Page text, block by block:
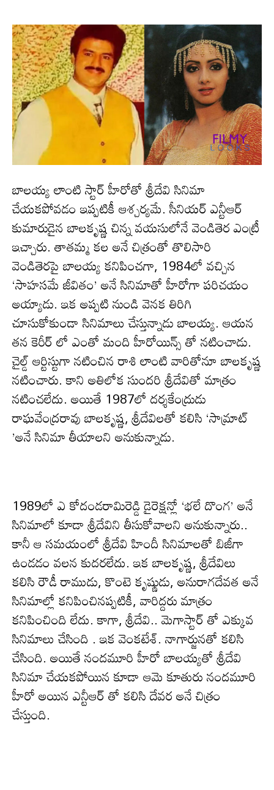
బాల‌య్య లాంటి స్టార్ హీరోతో శ్రీదేవి సినిమా
చేయ‌క‌పోవ‌డం ఇప్ప‌టికీ ఆశ్చ‌ర్య‌మే. సీనియర్ ఎన్టీఆర్
కుమారుడైన బాలకృష్ణ చిన్న వయసులోనే వెండితెర ఎంట్రీ
ఇచ్చారు. తాత‌మ్మ క‌ల అనే చిత్రంతో తొలిసారి
వెండితెర‌పై బాల‌య్య క‌నిపించ‌గా, 1984లో వచ్చిన
‘సాహసమే జీవితం’ అనే సినిమాతో హీరోగా పరిచయం
అయ్యాడు. ఇక అప్ప‌టి నుండి వెన‌క తిరిగి
చూసుకోకుండా సినిమాలు చేస్తున్నాడు బాల‌య్య‌. ఆయ‌న
త‌న కెరీర్ లో ఎంతో మంది హీరోయిన్స్ తో న‌టించాడు.
చైల్డ్ ఆర్టిస్టుగా నటించిన రాశి లాంటి వారితోనూ బాలకృష్ణ
నటించారు. కాని అతిలోక సుందరి శ్రీదేవితో మాత్రం
నటించలేదు. అయితే 1987లో దర్శకేంద్రుడు
రాఘవేంద్రరావు బాలకృష్ణ, శ్రీదేవిలతో కలిసి ‘సామ్రాట్
’అనే సినిమా తీయాల‌ని అనుకున్నాడు.
1989లో ఎ కోదండరామిరెడ్డి డైరెక్షన్లో ‘భలే దొంగ’ అనే
సినిమాలో కూడా శ్రీదేవిని తీసుకోవాల‌ని అనుకున్నారు..
కానీ ఆ సమయంలో శ్రీదేవి హిందీ సినిమాలతో బిజీగా
ఉండ‌డం వ‌ల‌న కుద‌ర‌లేదు. ఇక బాలకృష్ణ, శ్రీదేవిలు
కలిసి రౌడీ రాముడు, కొంటె కృష్ణుడు, అనురాగదేవత అనే
సినిమాల్లో క‌నిపించిన‌ప్ప‌టికీ, వారిద్ద‌రు మాత్రం
క‌నిపించింది లేదు. కాగా, శ్రీదేవి.. మెగాస్టార్ తో ఎక్కువ
సినిమాలు చేసింది . ఇక వెంకటేశ్. నాగార్జున‌తో క‌లిసి
చేసింది. అయితే నందమూరి హీరో బాల‌య్య‌తో శ్రీదేవి
సినిమా చేయ‌క‌పోయిన కూడా ఆమె కూతురు నంద‌మూరి
హీరో అయిన ఎన్టీఆర్ తో క‌లిసి దేవ‌ర అనే చిత్రం
చేస్తుంది.